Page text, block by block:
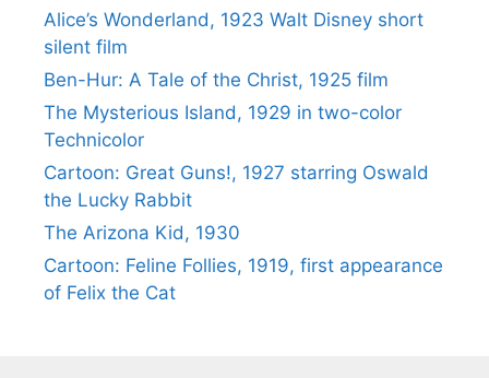
Alice’s Wonderland, 1923 Walt Disney short
silent film
Ben-Hur: A Tale of the Christ, 1925 film
The Mysterious Island, 1929 in two-color
Technicolor
Cartoon: Great Guns!, 1927 starring Oswald
the Lucky Rabbit
The Arizona Kid, 1930
Cartoon: Feline Follies, 1919, first appearance
of Felix the Cat